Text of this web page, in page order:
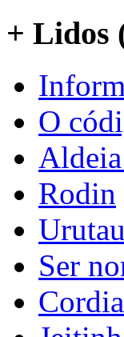
+ Lidos
O
Rodin
Urutau
Ser